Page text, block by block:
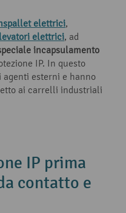
elettrici,
elettrici, ad
incapsulamento
IP. In questo
esterni e hanno
ai carrelli industriali
IP prima
contatto e